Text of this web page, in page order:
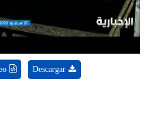
Descargar